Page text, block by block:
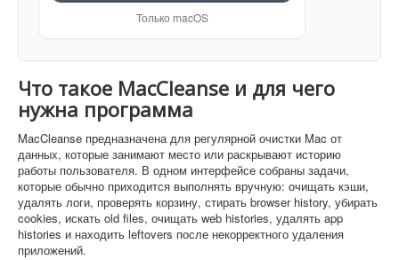
Только macOS
Что такое MacCleanse и для чего
нужна программа
MacCleanse предназначена для регулярной очистки Mac от
данных, которые занимают место или раскрывают историю
работы пользователя. В одном интерфейсе собраны задачи,
которые обычно приходится выполнять вручную: очищать кэши,
удалять логи, проверять корзину, стирать browser history, убирать
cookies, искать old files, очищать web histories, удалять app
histories и находить leftovers после некорректного удаления
приложений.